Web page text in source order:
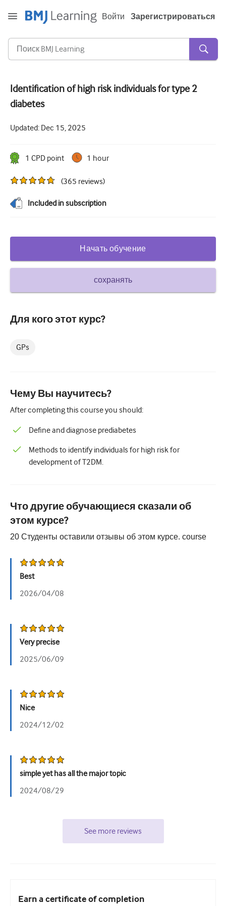
Войти Зарегистрироваться
Острая и неотложная помощь
Аллергия
Уход за пожилыми людьми
Навыки коммуникации
Интенсивная терапия
ЛОР-органы
Инфекционные заболевания
Акушерство и гинекология
Педиатрия
Процедурные навыки
Профессиональные навыки
Здравоохранение
Улучшение качества
Радиология/Визуализация
Сексуальное здоровье
Урология
Identification of high risk individuals for type 2
diabetes
Updated: Dec 15, 2025
1 CPD point 1 hour
(365 reviews)
Included in subscription
Начать обучение
сохранять
Для кого этот курс?
GPs
Чему Вы научитесь?
After completing this course you should:
Define and diagnose prediabetes
Methods to identify individuals for high risk for
development of T2DM.
Что другие обучающиеся сказали об
этом курсе?
20 Студенты оставили отзывы об этом курсе. course
Best
2026/04/08
Very precise
2025/06/09
Nice
2024/12/02
simple yet has all the major topic
2024/08/29
See more reviews
Earn a certificate of completion